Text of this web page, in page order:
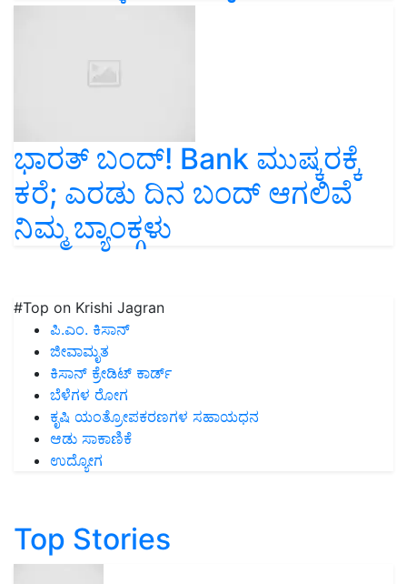
ಭಾರತ್ ಬಂದ್! Bank ಮುಷ್ಕರಕ್ಕೆ
ಕರೆ; ಎರಡು ದಿನ ಬಂದ್ ಆಗಲಿವೆ
ನಿಮ್ಮ ಬ್ಯಾಂಕ್ಗಳು
#Top on Krishi Jagran
ಪಿ.ಎಂ. ಕಿಸಾನ್
ಜೀವಾಮೃತ
ಕಿಸಾನ್ ಕ್ರೇಡಿಟ್ ಕಾರ್ಡ್
ಬೆಳೆಗಳ ರೋಗ
ಕೃಷಿ ಯಂತ್ರೋಪಕರಣಗಳ ಸಹಾಯಧನ
ಆಡು ಸಾಕಾಣಿಕೆ
ಉದ್ಯೋಗ
Top Stories